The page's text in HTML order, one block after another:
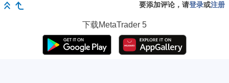
要添加评论，请登录或注册
下载MetaTrader 5